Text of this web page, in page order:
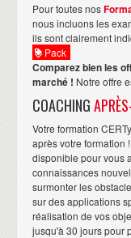
Pour toutes nos
nous incluons les
ils sont clairement
Pack
Comparez bien les
marché ! Notre offre
COACHING
Votre formation
après votre formation
disponible pour vous
connaissances
surmonter les
sur des applications
réalisation de vos
jusqu'à 30 jours pour